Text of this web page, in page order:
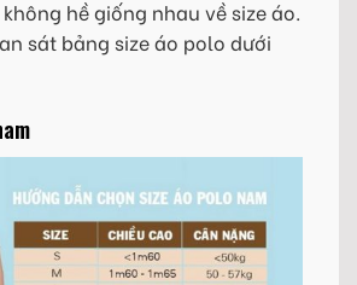
hề giống nhau về size áo.
sát bảng size áo polo dưới